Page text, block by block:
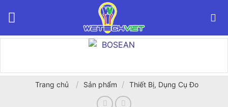
Trang chủ / Sản phẩm / Thiết Bị, Dụng Cụ Đo